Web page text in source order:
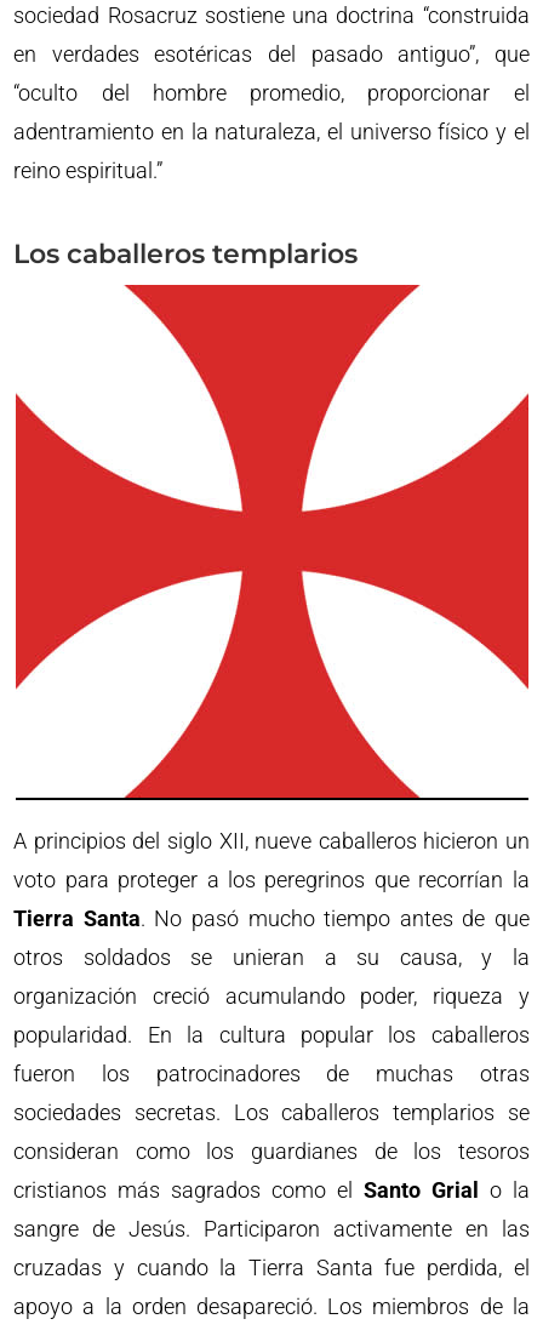
sociedad Rosacruz sostiene una doctrina “construida
en verdades esotéricas del pasado antiguo”, que
“oculto del hombre promedio, proporcionar el
adentramiento en la naturaleza, el universo físico y el
reino espiritual.”
Los caballeros templarios
A principios del siglo XII, nueve caballeros hicieron un
voto para proteger a los peregrinos que recorrían la
Tierra Santa. No pasó mucho tiempo antes de que
otros soldados se unieran a su causa, y la
organización creció acumulando poder, riqueza y
popularidad. En la cultura popular los caballeros
fueron los patrocinadores de muchas otras
sociedades secretas. Los caballeros templarios se
consideran como los guardianes de los tesoros
cristianos más sagrados como el Santo Grial o la
sangre de Jesús. Participaron activamente en las
cruzadas y cuando la Tierra Santa fue perdida, el
apoyo a la orden desapareció. Los miembros de la